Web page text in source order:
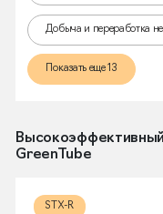
Добыча и переработка
Показать еще 13
GreenTube
STX-R